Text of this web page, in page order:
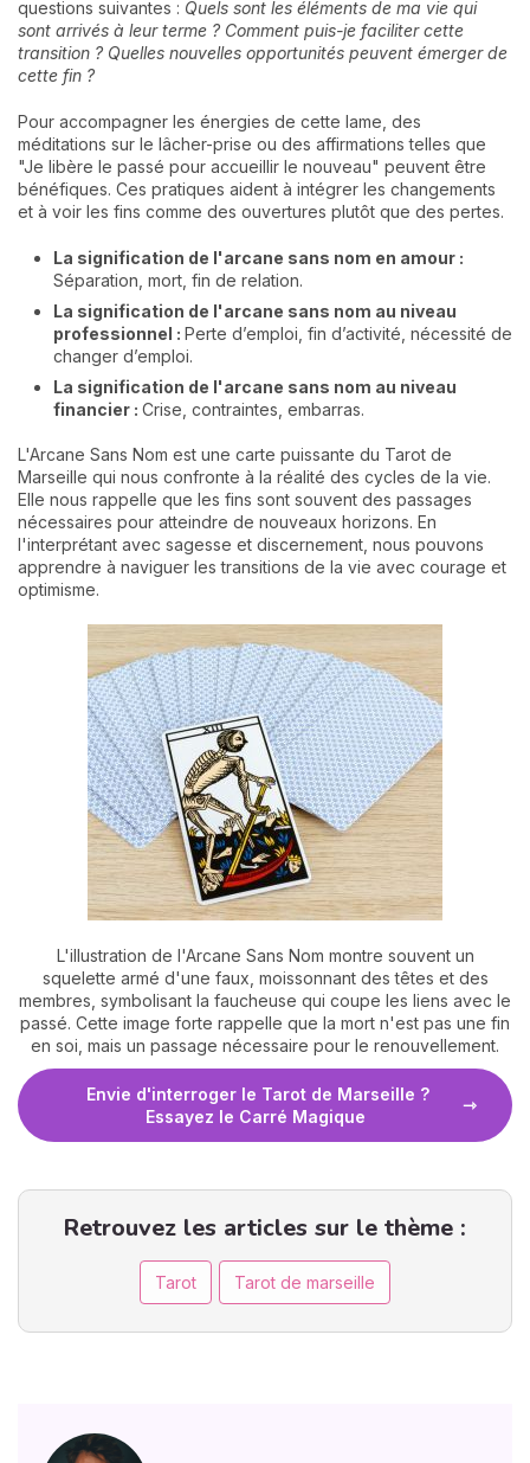
questions suivantes : Quels sont les éléments de ma vie qui
sont arrivés à leur terme ? Comment puis-je faciliter cette
transition ? Quelles nouvelles opportunités peuvent émerger de
cette fin ?
Pour accompagner les énergies de cette lame, des
méditations sur le lâcher-prise ou des affirmations telles que
"Je libère le passé pour accueillir le nouveau" peuvent être
bénéfiques. Ces pratiques aident à intégrer les changements
et à voir les fins comme des ouvertures plutôt que des pertes.
La signification de l'arcane sans nom en amour :
Séparation, mort, fin de relation.
La signification de l'arcane sans nom au niveau
professionnel : Perte d’emploi, fin d’activité, nécessité de
changer d’emploi.
La signification de l'arcane sans nom au niveau
financier : Crise, contraintes, embarras.
L'Arcane Sans Nom est une carte puissante du Tarot de
Marseille qui nous confronte à la réalité des cycles de la vie.
Elle nous rappelle que les fins sont souvent des passages
nécessaires pour atteindre de nouveaux horizons. En
l'interprétant avec sagesse et discernement, nous pouvons
apprendre à naviguer les transitions de la vie avec courage et
optimisme.
L'illustration de l'Arcane Sans Nom montre souvent un
squelette armé d'une faux, moissonnant des têtes et des
membres, symbolisant la faucheuse qui coupe les liens avec le
passé. Cette image forte rappelle que la mort n'est pas une fin
en soi, mais un passage nécessaire pour le renouvellement.
Envie d'interroger le Tarot de Marseille ?
Essayez le Carré Magique
Retrouvez les articles sur le thème :
Tarot Tarot de marseille